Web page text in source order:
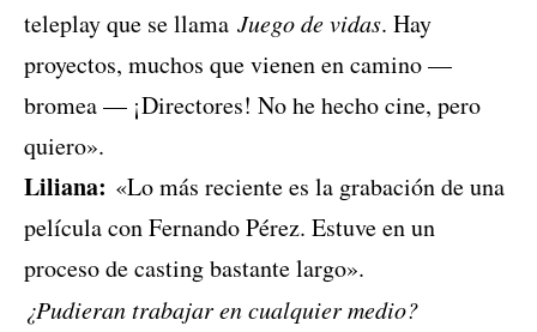
teleplay que se llama Juego de vidas. Hay
proyectos, muchos que vienen en camino —
bromea — ¡Directores! No he hecho cine, pero
quiero».
Liliana: «Lo más reciente es la grabación de una
película con Fernando Pérez. Estuve en un
proceso de casting bastante largo».
¿Pudieran trabajar en cualquier medio?